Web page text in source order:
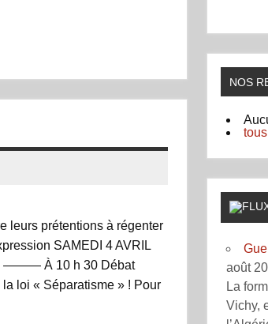
leurs prétentions à régenter
SAMEDI 4 AVRIL
——— À 10 h 30 Débat
loi « Séparatisme » ! Pour
NOS
août
La
Vichy,